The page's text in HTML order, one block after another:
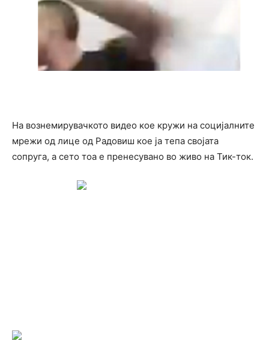
На вознемирувачкото видео кое кружи на социјалните
мрежи од лице од Радовиш кое ја тепа својата
сопруга, а сето тоа е пренесувано во живо на Тик-ток.